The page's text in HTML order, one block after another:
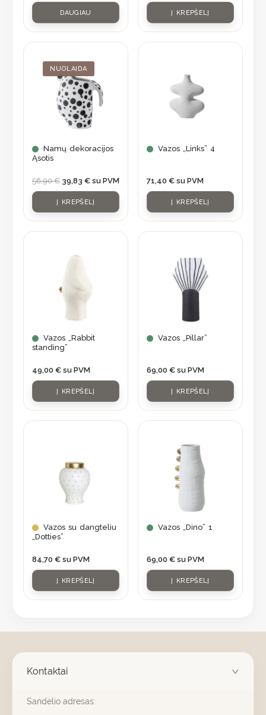
DAUGIAU Į KREPŠELĮ
NUOLAIDA
Namų dekoracijos
Ąsotis
56,90€
was:
56,90 €.
39,83 €
is:
39,83 €.
su PVM
Į KREPŠELĮ
Vazos „Links” 4
71,40 € su PVM
Į KREPŠELĮ
Vazos „Rabbit
standing”
49,00 € su PVM
Į KREPŠELĮ
Vazos „Pillar”
69,00 € su PVM
Į KREPŠELĮ
Vazos su dangteliu
„Dotties”
84,70 € su PVM
Į KREPŠELĮ
Vazos „Dino” 1
69,00 € su PVM
Į KREPŠELĮ
Kontaktai
Sandėlio adresas: